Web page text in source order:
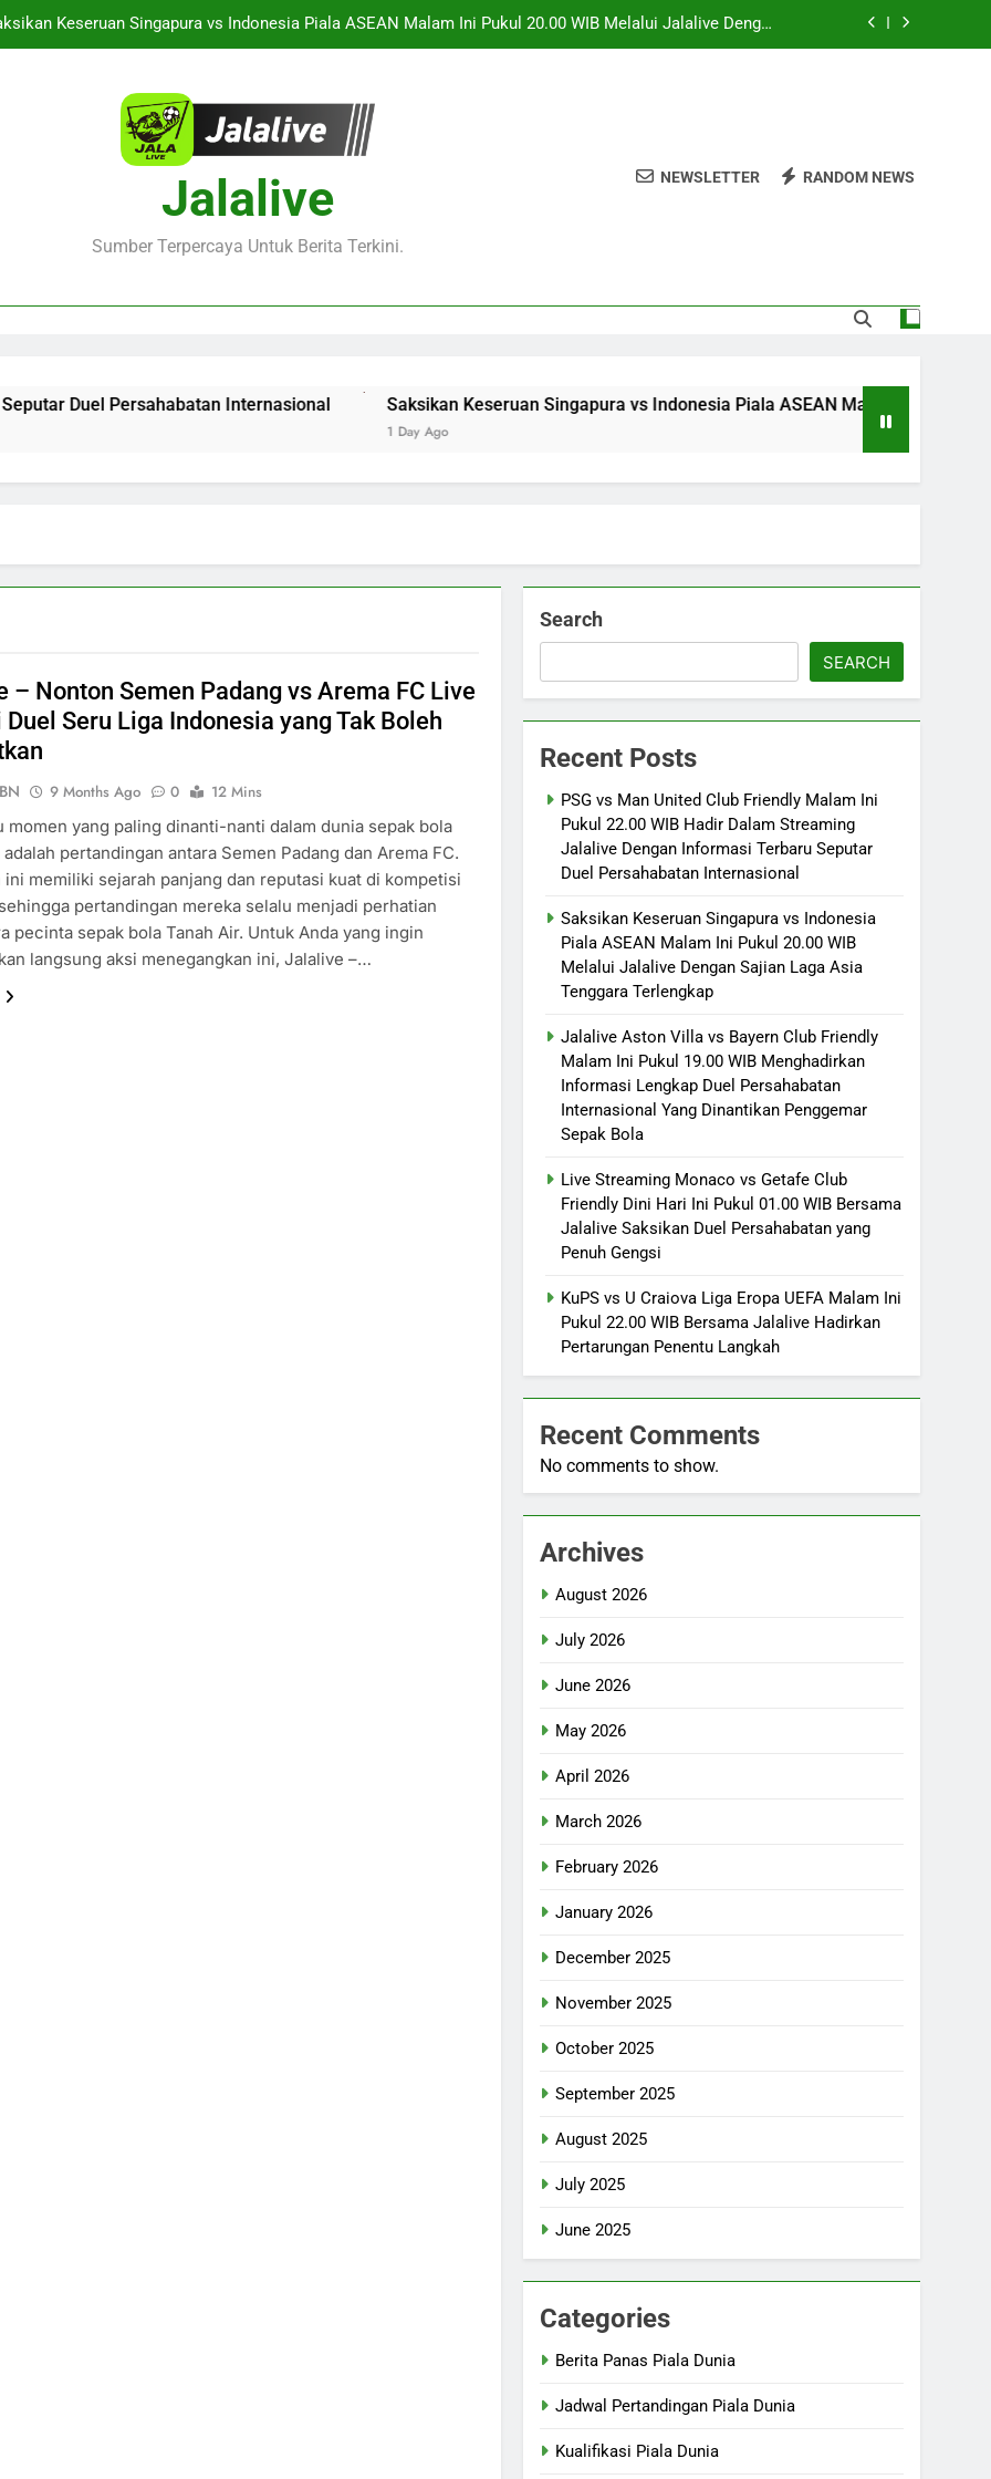
Keseruan Singapura vs Indonesia Piala ASEAN Malam Ini Pukul 20.00 WIB Melalui Jalalive Dengan
Sajian Laga Asia Tenggara Terlengkap
Live Streaming Monaco vs Getafe Club Friendly Dini Hari Ini Pukul 01.00 WIB Bersama Jalalive Saksikan
PSG vs Man United Club Friendly Malam Ini Pukul 22.00 WIB Hadir Dalam Streaming Jalalive Dengan
Informasi Terbaru Seputar Duel Persahabatan Internasional
Keseruan Singapura vs Indonesia Piala ASEAN Malam Ini Pukul 20.00 WIB Melalui Jalalive Dengan
Jalalive Aston Villa vs Bayern Club Friendly Malam Ini Pukul 19.00 WIB Menghadirkan Informasi Lengkap
Live Streaming Monaco vs Getafe Club Friendly Dini Hari Ini Pukul 01.00 WIB Bersama Jalalive Saksikan
Jalalive
Sumber Terpercaya Untuk Berita Terkini.
NEWSLETTER RANDOM NEWS
Duel Persahabatan Internasional Saksikan Keseruan Singapura vs Indonesia Piala ASEAN Malam Ini Pukul 20.00
1 Day Ago
– Nonton Semen Padang vs Arema FC Live
Seru Liga Indonesia yang Tak Boleh
9 Months Ago 0
12 Mins
momen yang paling dinanti-nanti dalam dunia sepak bola
pertandingan antara Semen Padang dan Arema FC.
ini memiliki sejarah panjang dan reputasi kuat di kompetisi
pertandingan mereka selalu menjadi perhatian
pecinta sepak bola Tanah Air. Untuk Anda yang ingin
langsung aksi menegangkan ini, Jalalive –…
Search
SEARCH
Recent Posts
PSG vs Man United Club Friendly Malam Ini
Pukul 22.00 WIB Hadir Dalam Streaming
Jalalive Dengan Informasi Terbaru Seputar
Duel Persahabatan Internasional
Saksikan Keseruan Singapura vs Indonesia
Piala ASEAN Malam Ini Pukul 20.00 WIB
Melalui Jalalive Dengan Sajian Laga Asia
Tenggara Terlengkap
Jalalive Aston Villa vs Bayern Club Friendly
Malam Ini Pukul 19.00 WIB Menghadirkan
Informasi Lengkap Duel Persahabatan
Internasional Yang Dinantikan Penggemar
Sepak Bola
Live Streaming Monaco vs Getafe Club
Friendly Dini Hari Ini Pukul 01.00 WIB Bersama
Jalalive Saksikan Duel Persahabatan yang
Penuh Gengsi
KuPS vs U Craiova Liga Eropa UEFA Malam Ini
Pukul 22.00 WIB Bersama Jalalive Hadirkan
Pertarungan Penentu Langkah
Recent Comments
No comments to show.
Archives
August 2026
July 2026
June 2026
May 2026
April 2026
March 2026
February 2026
January 2026
December 2025
November 2025
October 2025
September 2025
August 2025
July 2025
June 2025
Categories
Berita Panas Piala Dunia
Jadwal Pertandingan Piala Dunia
Kualifikasi Piala Dunia